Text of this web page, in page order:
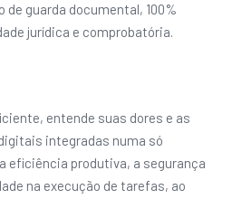
de guarda documental, 100%
jurídica e comprobatória.
entende suas dores e as
integradas numa só
eficiência produtiva, a segurança
na execução de tarefas, ao